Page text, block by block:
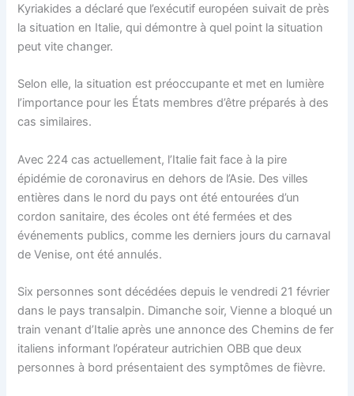
Kyriakides a déclaré que l’exécutif européen suivait de près
la situation en Italie, qui démontre à quel point la situation
peut vite changer.
Selon elle, la situation est préoccupante et met en lumière
l’importance pour les États membres d’être préparés à des
cas similaires.
Avec 224 cas actuellement, l’Italie fait face à la pire
épidémie de coronavirus en dehors de l’Asie. Des villes
entières dans le nord du pays ont été entourées d’un
cordon sanitaire, des écoles ont été fermées et des
événements publics, comme les derniers jours du carnaval
de Venise, ont été annulés.
Six personnes sont décédées depuis le vendredi 21 février
dans le pays transalpin. Dimanche soir, Vienne a bloqué un
train venant d’Italie après une annonce des Chemins de fer
italiens informant l’opérateur autrichien OBB que deux
personnes à bord présentaient des symptômes de fièvre.